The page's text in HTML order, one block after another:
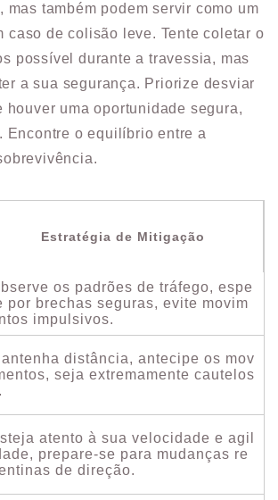
mas também podem servir como um
caso de colisão leve. Tente coletar o
possível durante a travessia, mas
a sua segurança. Priorize desviar
houver uma oportunidade segura,
Encontre o equilíbrio entre a
Estratégia de Mitigação
os padrões de tráfego, espe
por brechas seguras, evite movim
impulsivos.
distância, antecipe os mov
seja extremamente cautelos
atento à sua velocidade e agil
prepare-se para mudanças re
de direção.